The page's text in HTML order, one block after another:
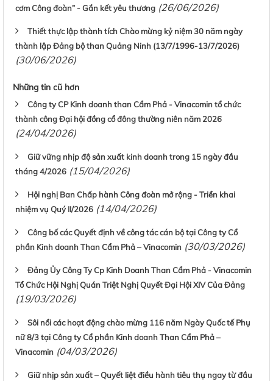
cơm Công đoàn” - Gắn kết yêu thương (26/06/2026)
Thiết thực lập thành tích Chào mừng kỷ niệm 30 năm ngày
thành lập Đảng bộ than Quảng Ninh (13/7/1996-13/7/2026)
(30/06/2026)
Những tin cũ hơn
Công ty CP Kinh doanh than Cẩm Phả - Vinacomin tổ chức
thành công Đại hội đồng cổ đông thường niên năm 2026
(24/04/2026)
Giữ vững nhịp độ sản xuất kinh doanh trong 15 ngày đầu
tháng 4/2026 (15/04/2026)
Hội nghị Ban Chấp hành Công đoàn mở rộng - Triển khai
nhiệm vụ Quý II/2026 (14/04/2026)
Công bố các Quyết định về công tác cán bộ tại Công ty Cổ
phần Kinh doanh Than Cẩm Phả – Vinacomin (30/03/2026)
Đảng Ủy Công Ty Cp Kinh Doanh Than Cẩm Phả - Vinacomin
Tổ Chức Hội Nghị Quán Triệt Nghị Quyết Đại Hội XIV Của Đảng
(19/03/2026)
Sôi nổi các hoạt động chào mừng 116 năm Ngày Quốc tế Phụ
nữ 8/3 tại Công ty Cổ phần Kinh doanh Than Cẩm Phả –
Vinacomin (04/03/2026)
Giữ nhịp sản xuất – Quyết liệt điều hành tiêu thụ ngay từ đầu